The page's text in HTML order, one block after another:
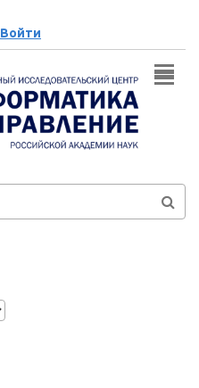
Войти